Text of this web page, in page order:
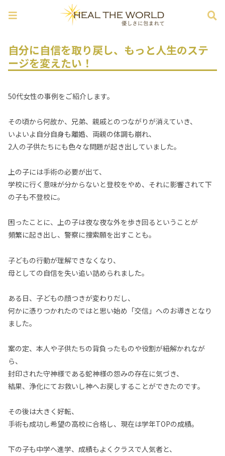
自分に自信を取り戻し、もっと人生のステ
ージを変えたい！
50代女性の事例をご紹介します。
その頃から何故か、兄弟、親戚とのつながりが消えていき、
いよいよ自分自身も離婚、両親の体調も崩れ、
2人の子供たちにも色々な問題が起き出していました。
上の子には手術の必要が出て、
学校に行く意味が分からないと登校をやめ、それに影響されて下
の子も不登校に。
困ったことに、上の子は夜な夜な外を歩き回るということが
頻繁に起き出し、警察に捜索願を出すことも。
子どもの行動が理解できなくなり、
母としての自信を失い追い詰められました。
ある日、子どもの顔つきが変わりだし、
何かに憑りつかれたのではと思い始め「交信」へのお導きとなり
ました。
案の定、本人や子供たちの背負ったものや役割が紐解かれなが
ら、
封印された守神様である蛇神様の怨みの存在に気づき、
結果、浄化にてお救いし神へお戻しすることができたのです。
その後は大きく好転、
手術も成功し希望の高校に合格し、現在は学年TOPの成績。
下の子も中学へ進学、成績もよくクラスで人気者と、